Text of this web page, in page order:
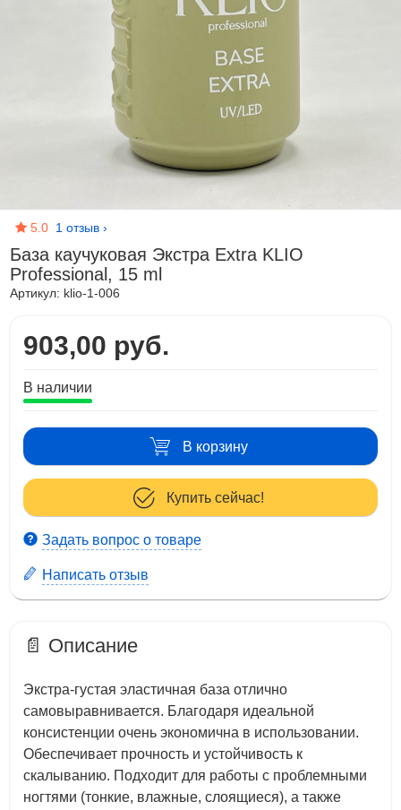
5.0 1 отзыв ›
База каучуковая Экстра Extra KLIO
Professional, 15 ml
Артикул: klio-1-006
903,00 руб.
В наличии
В корзину
Купить сейчас!
Задать вопрос о товаре
Написать отзыв
📄 Описание
Экстра-густая эластичная база отлично
самовыравнивается. Благодаря идеальной
консистенции очень экономична в использовании.
Обеспечивает прочность и устойчивость к
скалыванию. Подходит для работы с проблемными
ногтями (тонкие, влажные, слоящиеся), а также